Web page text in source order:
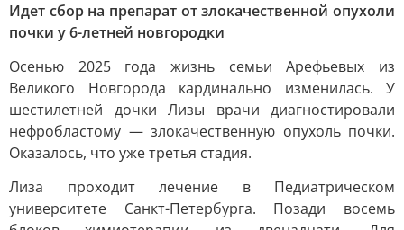
Идет сбор на препарат от злокачественной опухоли
почки у 6-летней новгородки
Осенью 2025 года жизнь семьи Арефьевых из
Великого Новгорода кардинально изменилась. У
шестилетней дочки Лизы врачи диагностировали
нефробластому — злокачественную опухоль почки.
Оказалось, что уже третья стадия.
Лиза проходит лечение в Педиатрическом
университете Санкт-Петербурга. Позади восемь